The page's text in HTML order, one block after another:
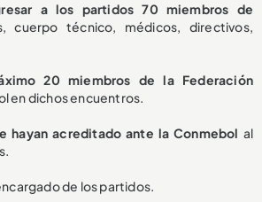
a los partidos 70 miembros de
cuerpo técnico, médicos, directivos,
20 miembros de la Federación
en dichos encuentros.
hayan acreditado ante la Conmebol al
de los partidos.